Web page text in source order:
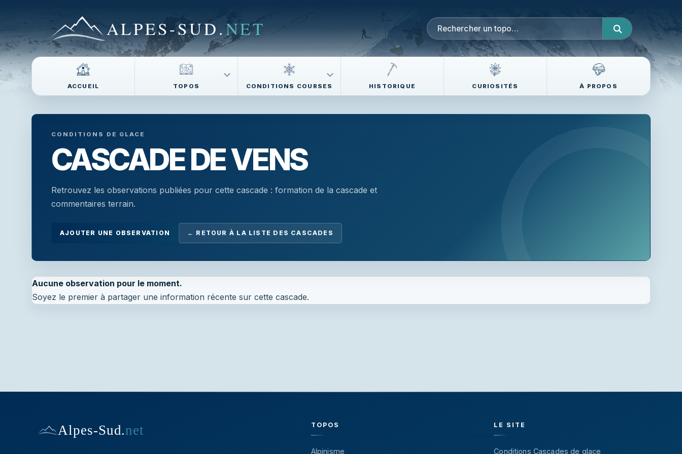
ALPES-SUD.NET
ACCUEIL TOPOS CONDITIONS COURSES HISTORIQUE CURIOSITÉS À PROPOS
CONDITIONS DE GLACE
CASCADE DE VENS
Retrouvez les observations publiées pour cette cascade : formation de la cascade et
commentaires terrain.
AJOUTER UNE OBSERVATION ← RETOUR À LA LISTE DES CASCADES
Aucune observation pour le moment.
Soyez le premier à partager une information récente sur cette cascade.
Alpes-Sud.net TOPOS
Alpinisme
LE SITE
Conditions Cascades de glace